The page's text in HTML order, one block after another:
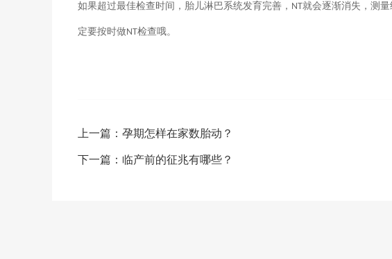
如果超过最佳检查时间，胎儿淋巴系统发育完善， NT就会逐渐消失，测
定要按时做NT检查哦。
上一篇： 孕期怎样在家数胎动？
下一篇： 临产前的征兆有哪些？